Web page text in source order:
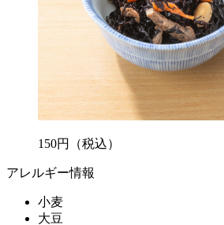
150円 （税込）
アレルギー情報
小麦
大豆